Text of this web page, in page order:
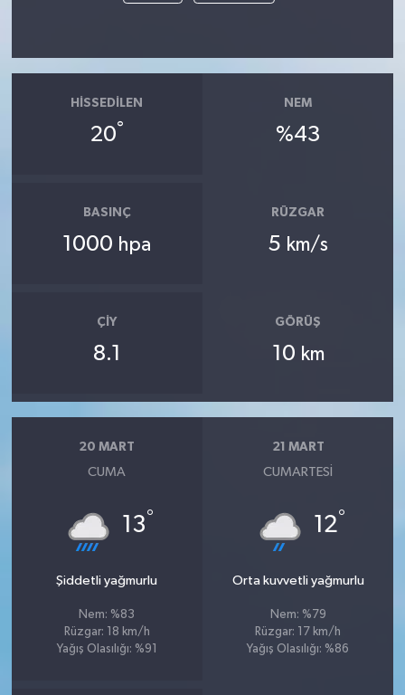
HISSEDILEN
20°
NEM
%43
BASINÇ
1000 hpa
RÜZGAR
5 km/s
ÇIY
8.1
GÖRÜŞ
10 km
20 MART
CUMA
13°
Şiddetli yağmurlu
Nem: %83
Rüzgar: 18 km/h
Yağış Olasılığı: %91
21 MART
CUMARTESI
12°
Orta kuvvetli yağmurlu
Nem: %79
Rüzgar: 17 km/h
Yağış Olasılığı: %86